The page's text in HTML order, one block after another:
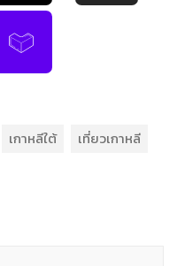
เกาหลีใต้ เที่ยวเกาหลี